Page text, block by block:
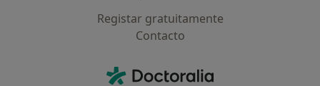
Registar gratuitamente
Contacto
Doctoralia - Homepage